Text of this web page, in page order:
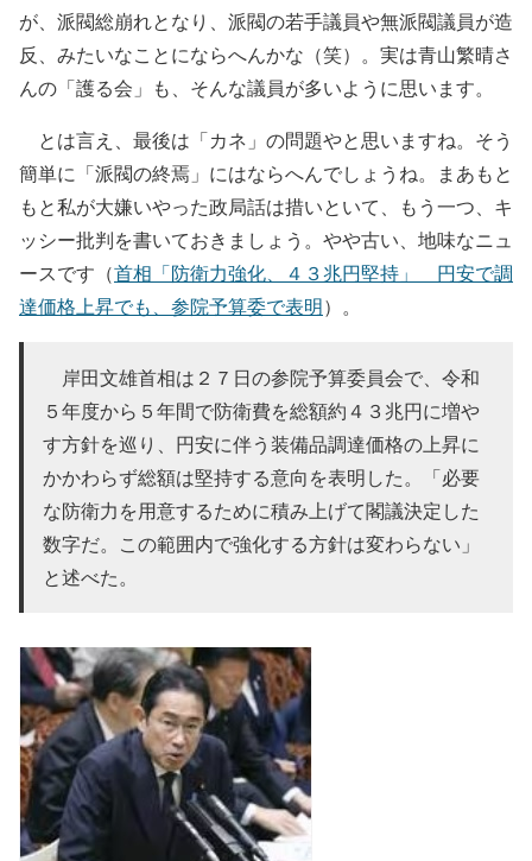
が、派閥総崩れとなり、派閥の若手議員や無派閥議員が造
反、みたいなことにならへんかな（笑）。実は青山繁晴さ
んの「護る会」も、そんな議員が多いように思います。
とは言え、最後は「カネ」の問題やと思いますね。そう
簡単に「派閥の終焉」にはならへんでしょうね。まあもと
もと私が大嫌いやった政局話は措いといて、もう一つ、キ
ッシー批判を書いておきましょう。やや古い、地味なニュ
ースです（首相「防衛力強化、４３兆円堅持」 円安で調
達価格上昇でも、参院予算委で表明）。
岸田文雄首相は２７日の参院予算委員会で、令和
５年度から５年間で防衛費を総額約４３兆円に増や
す方針を巡り、円安に伴う装備品調達価格の上昇に
かかわらず総額は堅持する意向を表明した。「必要
な防衛力を用意するために積み上げて閣議決定した
数字だ。この範囲内で強化する方針は変わらない」
と述べた。